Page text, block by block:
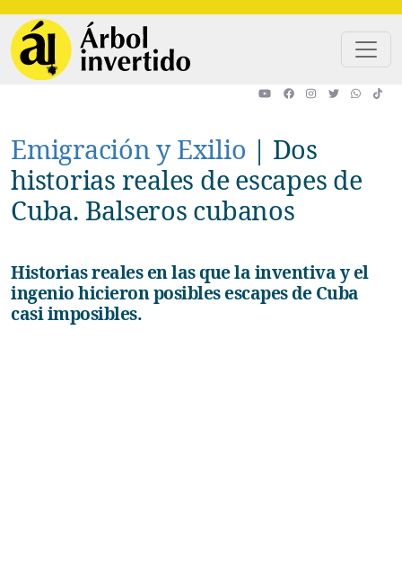
Emigración y Exilio | Dos
historias reales de escapes de
Cuba. Balseros cubanos
Historias reales en las que la inventiva y el
ingenio hicieron posibles escapes de Cuba
casi imposibles.